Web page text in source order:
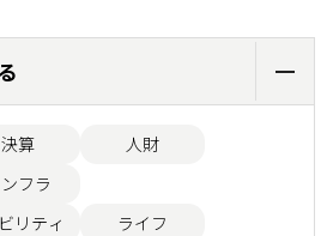
決算
人財
フラ
リティ
ライフ